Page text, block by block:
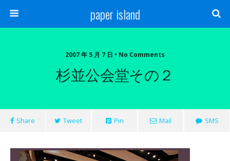
paper island
2007 年 5 月 7 日 • No Comments
杉並公会堂その２
Share Tweet Pin Mail SMS